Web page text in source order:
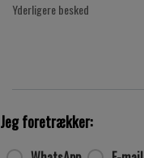
Yderligere besked
Jeg foretrækker: